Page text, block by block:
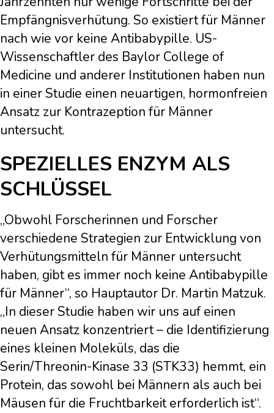
Empfängnisverhütung. So existiert für Männer
nach wie vor keine Antibabypille. US-
Wissenschaftler des Baylor College of
Medicine und anderer Institutionen haben nun
in einer Studie einen neuartigen, hormonfreien
Ansatz zur Kontrazeption für Männer
untersucht.
SPEZIELLES ENZYM ALS
SCHLÜSSEL
„Obwohl Forscherinnen und Forscher
verschiedene Strategien zur Entwicklung von
Verhütungsmitteln für Männer untersucht
haben, gibt es immer noch keine Antibabypille
für Männer“, so Hauptautor Dr. Martin Matzuk.
„In dieser Studie haben wir uns auf einen
neuen Ansatz konzentriert – die Identifizierung
eines kleinen Moleküls, das die
Serin/Threonin-Kinase 33 (STK33) hemmt, ein
Protein, das sowohl bei Männern als auch bei
Mäusen für die Fruchtbarkeit erforderlich ist“.